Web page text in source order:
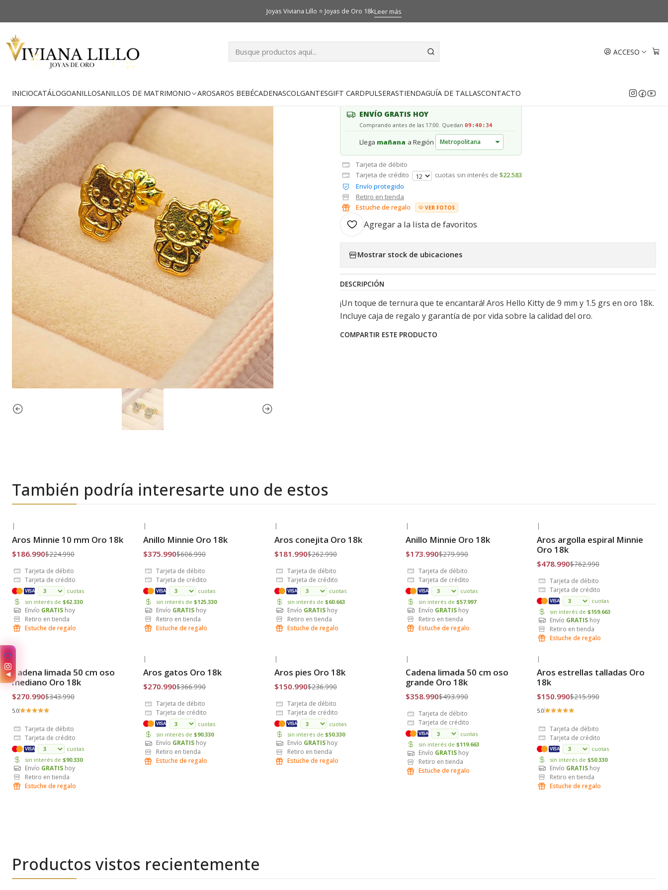
ACCESO
INICIOCATÁLOGOANILLOSANILLOS DE MATRIMONIO AROSAROS BEBÉCADENASCOLGANTESGIFT CARDPULSERASTIENDAGUÍA DE TALLASCONTACTO
Joyas Viviana Lillo ⭐ Joyas de Oro 18kLeer más
Catálogo Aros Aros Hello Kitty 9 mm Oro 18k
-19% OFF
Envío Gratis
|
Aros Hello Kitty 9 mm Oro 18k
ENVÍO GRATIS HOY
Comprando antes de las 17:00. Quedan 09:40:33
Llega mañana a Región
Tarjeta de débito
Tarjeta de crédito
cuotas sin interés de $22.583
Envío protegido
Retiro en tienda
Estuche de regalo
VER FOTOS
Agregar a la lista de favoritos
Mostrar stock de ubicaciones
DESCRIPCIÓN
¡Un toque de ternura que te encantará! Aros Hello Kitty de 9 mm y 1.5 grs en oro 18k.
Incluye caja de regalo y garantía de por vida sobre la calidad del oro.
COMPARTIR ESTE PRODUCTO
También podría interesarte uno de estos
Envío Gratis
|
Aros Minnie 10 mm Oro 18k
$186.990$224.990
Tarjeta de débito
Tarjeta de crédito
VISA
cuotas
sin interés de $62.330
Envío GRATIS hoy
Retiro en tienda
Estuche de regalo
Envío Gratis
|
Anillo Minnie Oro 18k
$375.990$606.990
Tarjeta de débito
Tarjeta de crédito
VISA
cuotas
sin interés de $125.330
Envío GRATIS hoy
Retiro en tienda
Estuche de regalo
Envío Gratis
|
Aros conejita Oro 18k
$181.990$262.990
Tarjeta de débito
Tarjeta de crédito
VISA
cuotas
sin interés de $60.663
Envío GRATIS hoy
Retiro en tienda
Estuche de regalo
Envío Gratis
|
Anillo Minnie Oro 18k
$173.990$279.990
Tarjeta de débito
Tarjeta de crédito
VISA
cuotas
sin interés de $57.997
Envío GRATIS hoy
Retiro en tienda
Estuche de regalo
Envío Gratis
|
Aros argolla espiral Minnie
Oro 18k
$478.990$762.990
Tarjeta de débito
Tarjeta de crédito
VISA
cuotas
sin interés de $159.663
Envío GRATIS hoy
Retiro en tienda
Estuche de regalo
Envío Gratis
Cadena limada 50 cm oso
mediano Oro 18k
$270.990$343.990
5.0
Tarjeta de débito
Tarjeta de crédito
VISA
cuotas
sin interés de $90.330
Envío GRATIS hoy
Retiro en tienda
Estuche de regalo
Envío Gratis
|
Aros gatos Oro 18k
$270.990$366.990
Tarjeta de débito
Tarjeta de crédito
VISA
cuotas
sin interés de $90.330
Envío GRATIS hoy
Retiro en tienda
Estuche de regalo
Envío Gratis
|
Aros pies Oro 18k
$150.990$236.990
Tarjeta de débito
Tarjeta de crédito
VISA
cuotas
sin interés de $50.330
Envío GRATIS hoy
Retiro en tienda
Estuche de regalo
Envío Gratis
|
Cadena limada 50 cm oso
grande Oro 18k
$358.990$493.990
Tarjeta de débito
Tarjeta de crédito
VISA
cuotas
sin interés de $119.663
Envío GRATIS hoy
Retiro en tienda
Estuche de regalo
Envío Gratis
|
Aros estrellas talladas Oro
18k
$150.990$215.990
5.0
Tarjeta de débito
Tarjeta de crédito
VISA
cuotas
sin interés de $50.330
Envío GRATIS hoy
Retiro en tienda
Estuche de regalo
Productos vistos recientemente
✨
◀